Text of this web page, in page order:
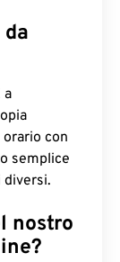
a
con
semplice
diversi.
nostro